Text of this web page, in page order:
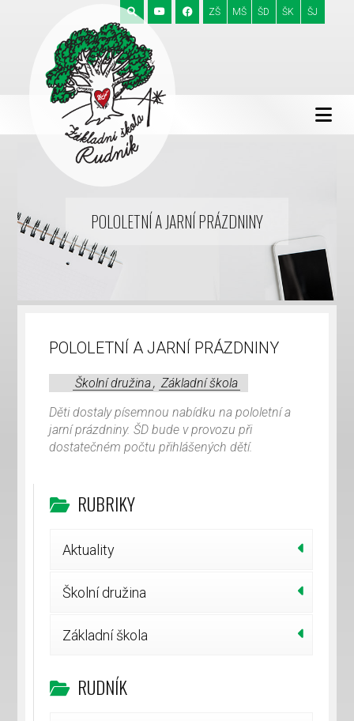
ZŠ MŠ ŠD ŠK ŠJ
POLOLETNÍ A JARNÍ PRÁZDNINY
POLOLETNÍ A JARNÍ PRÁZDNINY
Školní družina, Základní škola
Děti dostaly písemnou nabídku na pololetní a
jarní prázdniny. ŠD bude v provozu při
dostatečném počtu přihlášených dětí.
RUBRIKY
Aktuality
Školní družina
Základní škola
RUDNÍK